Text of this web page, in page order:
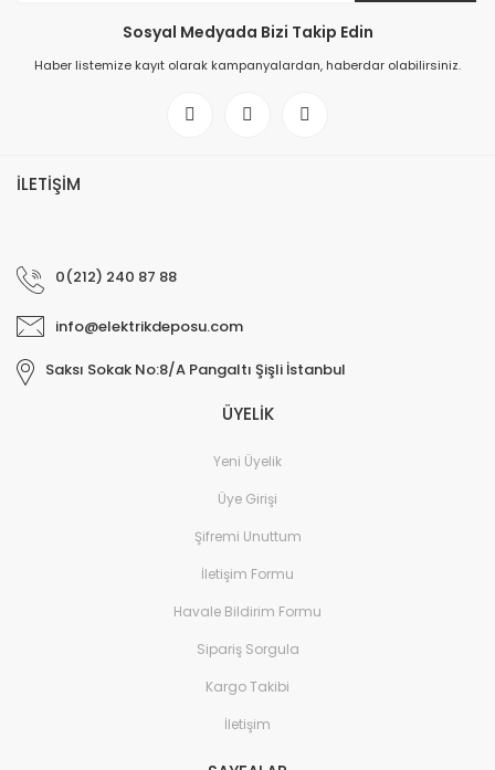
Sosyal Medyada Bizi Takip Edin
Haber listemize kayıt olarak kampanyalardan, haberdar olabilirsiniz.
İLETİŞİM
0(212) 240 87 88
info@elektrikdeposu.com
Saksı Sokak No:8/A Pangaltı Şişli İstanbul
ÜYELİK
Yeni Üyelik
Üye Girişi
Şifremi Unuttum
İletişim Formu
Havale Bildirim Formu
Sipariş Sorgula
Kargo Takibi
İletişim